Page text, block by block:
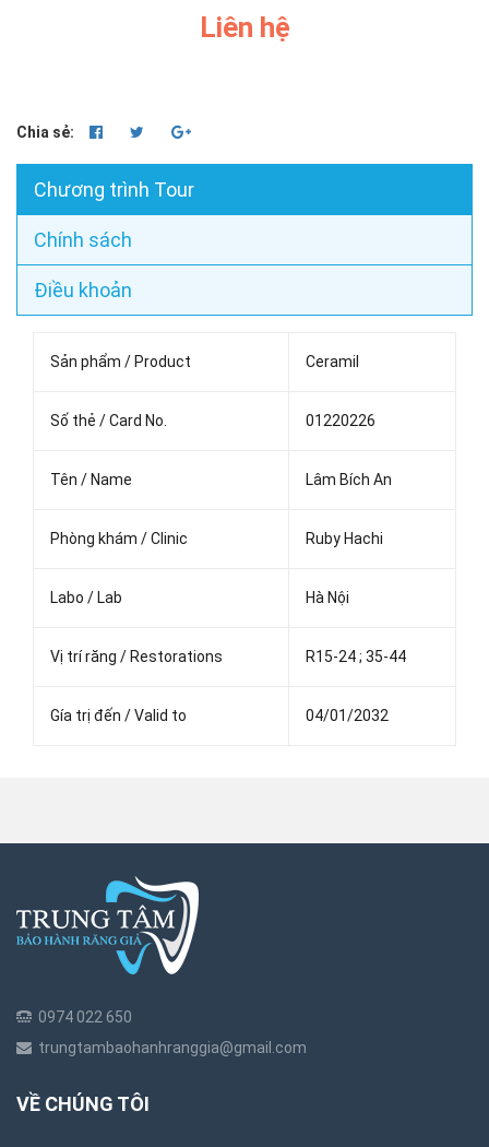
Liên hệ
Chia sẻ:
Chương trình Tour
Chính sách
Điều khoản
Sản phẩm / Product Ceramil
Số thẻ / Card No. 01220226
Tên / Name Lâm Bích An
Phòng khám / Clinic Ruby Hachi
Labo / Lab Hà Nội
Vị trí răng / Restorations R15-24 ; 35-44
Gía trị đến / Valid to 04/01/2032
0974 022 650
trungtambaohanhranggia@gmail.com
VỀ CHÚNG TÔI